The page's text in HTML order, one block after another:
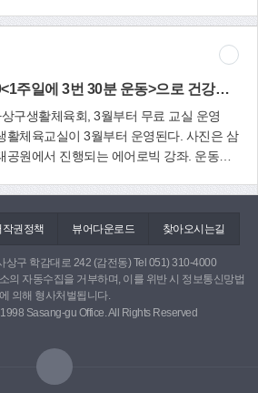
때문에 오히려 영어에 흥미를 잃고 있지는
유심히 살펴야 한다.반대로 논리수학적 지
뛰어난 아이들은 영어를 부담스러워 하는 경
다. 이런 아이들은 어떤 학습이든 일방적인
싫어하므로 ‘소크라테스식 문답법’을 쓰는 것
다. 특히, 수학적인 내용을 주제로 문답을 이
미를 잃지 않으면서 영어공부를 할 수 있
의 잠재력이나 재능, 관심 분야를 따져보고
방법을 찾는 것이 가장 중요하다.
린다. 침대에 누워 창 밖 화려하게 피어나
꽃을 본다. 잠을 이루지 못하는 것은 개도 마
일터. 밤하늘을 밝히는 저 불꽃이 아픈 몸을
는 개의 상처를 조금이라도 위무해 주기를
뿐이다.커튼을 밀치고 창을 연다. 새벽이 제
품을 펴고 자애로운 입맞춤을 한다. 상처받
들이 움직인다. 그 속에는 내가 미처 돌보
다. 따뜻함이 전해진다. 오랜 아픔을 딛고
어떻게 나에게 이런 일이…… 말갛게 웃는
시작되는 편지를 쓴다. 새 출발을 축하한
껏 자랑하라고, 행복할 권리가 있다고. 나도
해진다.
)광성정공(권영석) △(주)동진정밀(최희
백문기한의원(백문기) △(주)신일테크(전수
리특수명판사(김이근) △(주)아이에스(김
△(주)영일신소재(최유호) △(주)한성미트
) △(주)동양정공(임경업) △사상제일교회
화상사(임행준) △(주)협성정밀(장병덕)이
동참, 어려운 이웃에 희망의 등불이 되어주
으뜸 후원자 (주)동일케미칼 윤대범 대표 매
전 직원들은 자판기 커피 한 잔을 뽑아 마
하루 일과를 시작한다. 뿐만 아니라 돼지저
커피 값을 넣는 것도 매일 빼먹지 않고 하
돼지 저금통은 연말 이웃돕기 성금으로 기탁
이뿐만이 아니다. 지역의 가정위탁아동 등 어
손에 손잡고 원을 그리며 빙빙 돌면서 춤을
7330<1주일에 3번 30분 운동>으로 건강을 지킵시다
활체육교실이 3월부터 운영된다. 사진은 삼
공원에서 진행되는 에어로빅 강좌. 운동하
다.구민생활체육교실은 생활체육지도자들
7개 종목을 비롯해, 올해 처음으로 개설하는
볼링과 장애인 배드민턴 2종목을 체계적으
한다. 학장동 반도볼링장(볼링)은 물론, 감
킴스볼링장(장애인 볼링), 신모라테니스장
), 신모라게이트볼장(게이트볼), 주례동 포
모라동 청소년수련관(배구), 삼락생태공원
, 에어로빅) 등에서 강습이 진행된다.사상구
작권정책 뷰어다운로드 찾아오시는길
상구 학감대로 242 (감전동) Tel 051) 310-4000
의 자동수집을 거부하며, 이를 위반 시 정보통신망법
에 의해 형사처벌됩니다.
Sasang-gu Office. All Rights Reserved